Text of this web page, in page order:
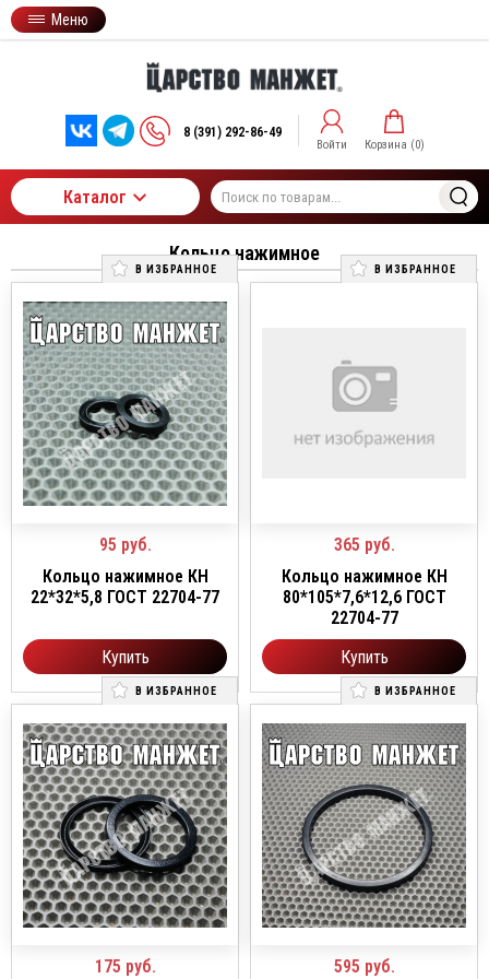
Меню
8 (391) 292-86-49
Войти Корзина (0)
Каталог
Кольцо нажимное
В ИЗБРАННОЕ
95 руб.
Кольцо нажимное КН
22*32*5,8 ГОСТ 22704-77
Купить
В ИЗБРАННОЕ
365 руб.
Кольцо нажимное КН
80*105*7,6*12,6 ГОСТ
22704-77
Купить
В ИЗБРАННОЕ
175 руб.
В ИЗБРАННОЕ
595 руб.